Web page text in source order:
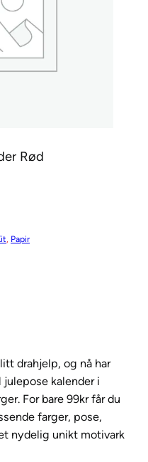
Rød
, Papir
drahjelp, og nå har
kalender i
For bare 99kr får du
farger, pose,
nydelig unikt motivark